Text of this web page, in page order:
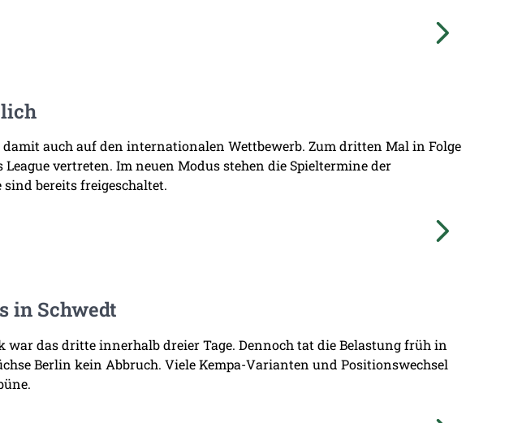
damit auch auf den internationalen Wettbewerb. Zum dritten Mal in Folge
vertreten. Im neuen Modus stehen die Spieltermine der
sind bereits freigeschaltet.
in Schwedt
war das dritte innerhalb dreier Tage. Dennoch tat die Belastung früh in
Berlin kein Abbruch. Viele Kempa-Varianten und Positionswechsel